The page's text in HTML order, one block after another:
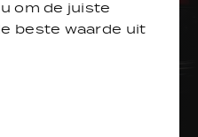
om de juiste
beste waarde uit